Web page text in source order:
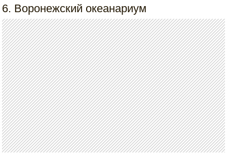
6. Воронежский океанариум